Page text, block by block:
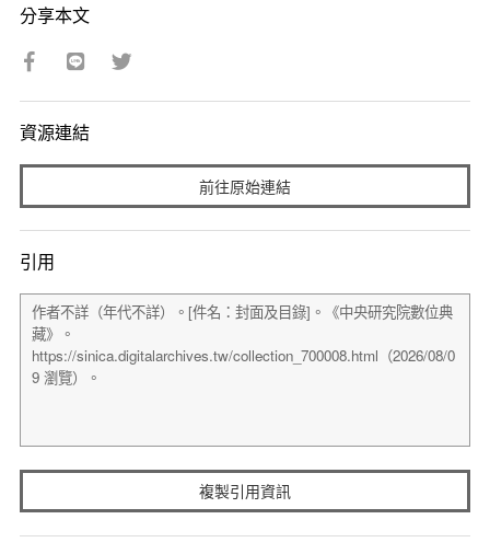
分享本文
資源連結
前往原始連結
引用
複製引用資訊